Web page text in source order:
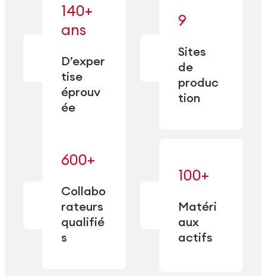
140+
ans
D’exper
tise
éprouv
ée
précision
1885.
9
Sites
de
produc
tion
approfondie
capacité de
double
600+
Collabo
rateurs
qualifié
s
expertise
transformée
performance
100+
Matéri
aux
actifs
— maîtrisés
et adaptés
exigences
de chaque
secteur.